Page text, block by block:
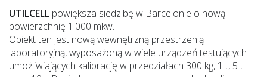
UTILCELL powiększa siedzibę w Barcelonie o nową
powierzchnię 1.000 mkw.
Obiekt ten jest nową wewnętrzną przestrzenią
laboratoryjną, wyposażoną w wiele urządzeń testujących
umożliwiających kalibrację w przedziałach 300 kg, 1 t, 5 t